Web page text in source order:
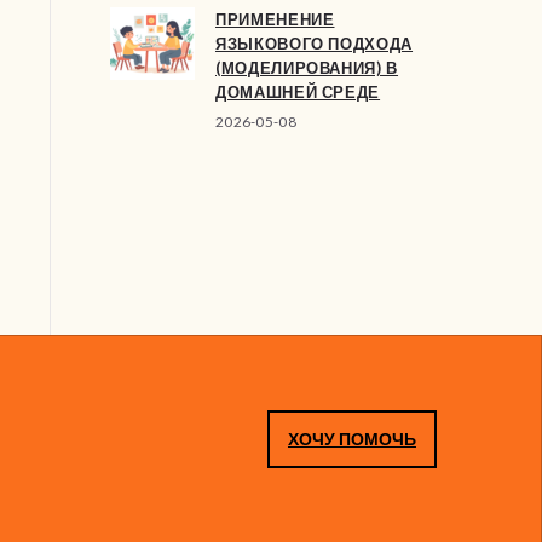
ПРИМЕНЕНИЕ
ЯЗЫКОВОГО ПОДХОДА
(МОДЕЛИРОВАНИЯ) В
ДОМАШНЕЙ СРЕДЕ
2026-05-08
ХОЧУ ПОМОЧЬ